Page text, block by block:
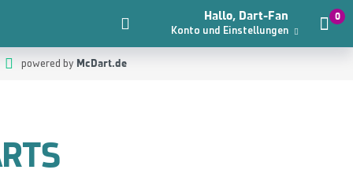
Hallo, Dart-Fan
Konto und Einstellungen
0
powered by McDart.de